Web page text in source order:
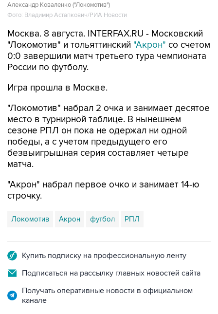
Александр Коваленко ("Локомотив")
Фото: Владимир Астапкович/РИА Новости
Москва. 8 августа. INTERFAX.RU - Московский
"Локомотив" и тольяттинский "Акрон" со счетом
0:0 завершили матч третьего тура чемпионата
России по футболу.
Игра прошла в Москве.
"Локомотив" набрал 2 очка и занимает десятое
место в турнирной таблице. В нынешнем
сезоне РПЛ он пока не одержал ни одной
победы, а с учетом предыдущего его
безвыигрышная серия составляет четыре
матча.
"Акрон" набрал первое очко и занимает 14-ю
строчку.
Локомотив Акрон футбол РПЛ
Купить подписку на профессиональную ленту
Подписаться на рассылку главных новостей сайта
Получать оперативные новости в официальном
канале